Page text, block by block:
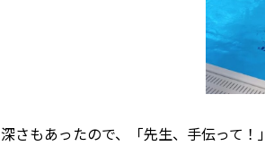
深さもあったので、「先生、手伝って